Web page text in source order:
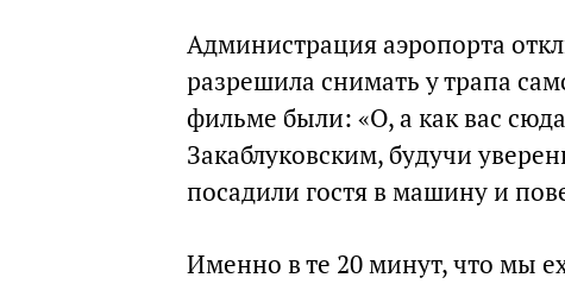
Администрация аэропорта
разрешила снимать у трапа
фильме были: «О, а как вас
Закаблуковским, будучи
посадили гостя в машину и
Именно в те 20 минут, что мы